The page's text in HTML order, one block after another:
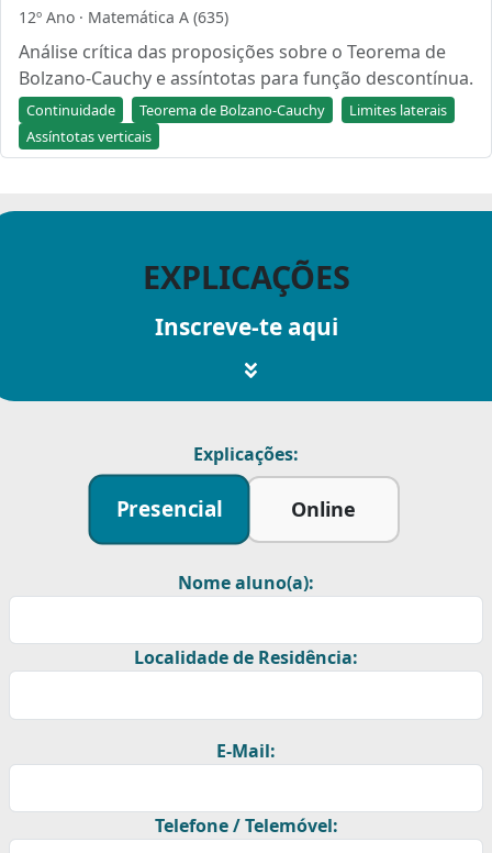
12º Ano · Matemática A (635)
Análise crítica das proposições sobre o Teorema de
Bolzano-Cauchy e assíntotas para função descontínua.
Continuidade Teorema de Bolzano-Cauchy
Limites laterais
Assíntotas verticais
EXPLICAÇÕES
Inscreve-te aqui
Explicações:
Presencial Online
Nome aluno(a):
Localidade de Residência:
E-Mail:
Telefone / Telemóvel: